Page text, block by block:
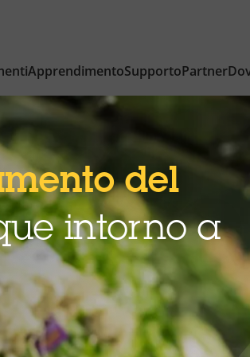
ApprendimentoSupportoPartner
del
intorno a